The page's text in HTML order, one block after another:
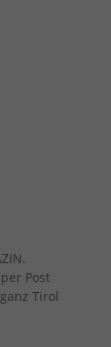
Post
Tirol